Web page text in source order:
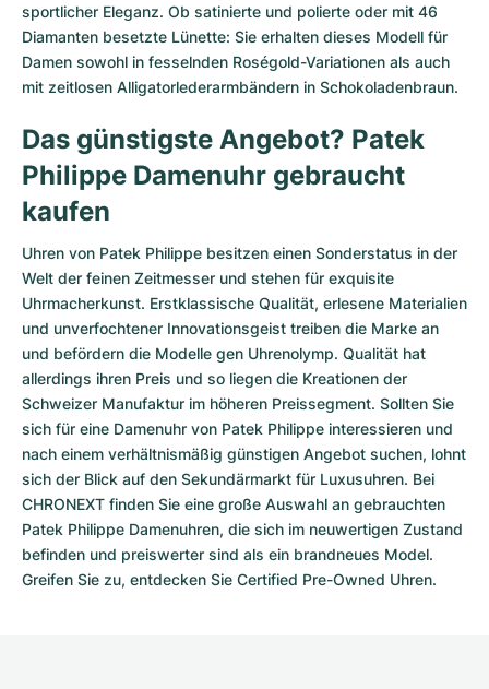
sportlicher Eleganz. Ob satinierte und polierte oder mit 46
Diamanten besetzte Lünette: Sie erhalten dieses Modell für
Damen sowohl in fesselnden Roségold-Variationen als auch
mit zeitlosen Alligatorlederarmbändern in Schokoladenbraun.
Das günstigste Angebot? Patek
Philippe Damenuhr gebraucht
kaufen
Uhren von Patek Philippe besitzen einen Sonderstatus in der
Welt der feinen Zeitmesser und stehen für exquisite
Uhrmacherkunst. Erstklassische Qualität, erlesene Materialien
und unverfochtener Innovationsgeist treiben die Marke an
und befördern die Modelle gen Uhrenolymp. Qualität hat
allerdings ihren Preis und so liegen die Kreationen der
Schweizer Manufaktur im höheren Preissegment. Sollten Sie
sich für eine Damenuhr von Patek Philippe interessieren und
nach einem verhältnismäßig günstigen Angebot suchen, lohnt
sich der Blick auf den Sekundärmarkt für Luxusuhren. Bei
CHRONEXT finden Sie eine große Auswahl an gebrauchten
Patek Philippe Damenuhren, die sich im neuwertigen Zustand
befinden und preiswerter sind als ein brandneues Model.
Greifen Sie zu, entdecken Sie Certified Pre-Owned Uhren.